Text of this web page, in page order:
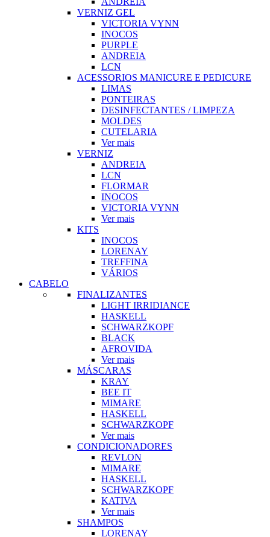
VERNIZ GEL
VICTORIA VYNN
INOCOS
PURPLE
ANDREIA
LCN
ACESSORIOS MANICURE E PEDICURE
LIMAS
PONTEIRAS
DESINFECTANTES / LIMPEZA
MOLDES
CUTELARIA
Ver mais
VERNIZ
ANDREIA
LCN
FLORMAR
INOCOS
VICTORIA VYNN
Ver mais
KITS
INOCOS
LORENAY
TREFFINA
VÁRIOS
CABELO
FINALIZANTES
LIGHT IRRIDIANCE
HASKELL
SCHWARZKOPF
BLACK
AFROVIDA
Ver mais
MÁSCARAS
KRAY
BEE IT
MIMARE
HASKELL
SCHWARZKOPF
Ver mais
CONDICIONADORES
REVLON
MIMARE
HASKELL
SCHWARZKOPF
KATIVA
Ver mais
SHAMPOS
LORENAY